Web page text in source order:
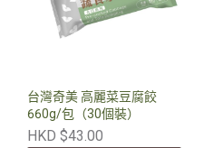
台灣奇美 高麗菜豆腐餃
660g/包（30個裝）
HKD $43.00